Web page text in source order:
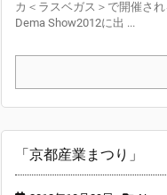
カ＜ラスベガス＞で開催さ
Dema Show2012に出 ...
「京都産業まつり」